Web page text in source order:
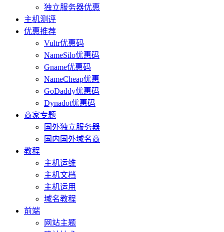
独立服务器优惠
主机测评
优惠推荐
Vultr优惠码
NameSilo优惠码
Gname优惠码
NameCheap优惠
GoDaddy优惠码
Dynadot优惠码
商家专题
国外独立服务器
国内国外域名商
教程
主机运维
主机文档
主机运用
域名教程
前端
网站主题